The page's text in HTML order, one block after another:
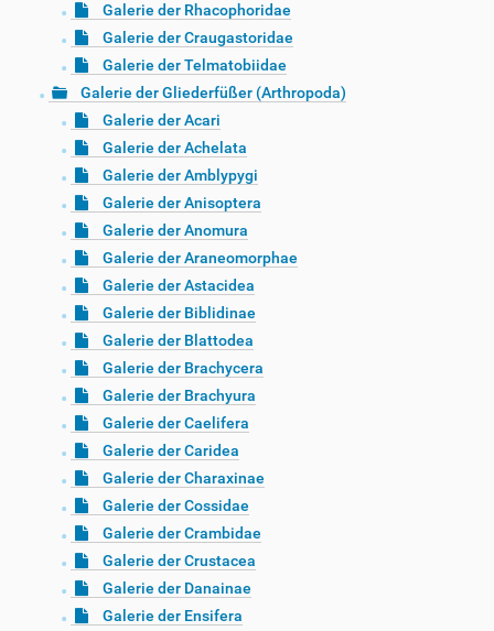
Galerie der Rhacophoridae
Galerie der Craugastoridae
Galerie der Telmatobiidae
Galerie der Gliederfüßer (Arthropoda)
Galerie der Acari
Galerie der Achelata
Galerie der Amblypygi
Galerie der Anisoptera
Galerie der Anomura
Galerie der Araneomorphae
Galerie der Astacidea
Galerie der Biblidinae
Galerie der Blattodea
Galerie der Brachycera
Galerie der Brachyura
Galerie der Caelifera
Galerie der Caridea
Galerie der Charaxinae
Galerie der Cossidae
Galerie der Crambidae
Galerie der Crustacea
Galerie der Danainae
Galerie der Ensifera